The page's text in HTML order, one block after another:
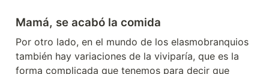
Mamá, se acabó la comida
Por otro lado, en el mundo de los elasmobranquios
también hay variaciones de la viviparía, que es la
forma complicada que tenemos para decir que